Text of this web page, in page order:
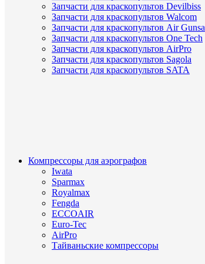
Запчасти для краскопультов Devilbiss
Запчасти для краскопультов Walcom
Запчасти для краскопультов Air Gunsa
Запчасти для краскопультов One Tech
Запчасти для краскопультов AirPro
Запчасти для краскопультов Sagola
Запчасти для краскопультов SATA
Компрессоры для аэрографов
Iwata
Sparmax
Royalmax
Fengda
ECCOAIR
Euro-Tec
AirPro
Тайваньские компрессоры